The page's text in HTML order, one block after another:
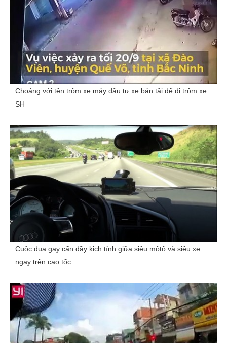
Choáng với tên trộm xe máy đầu tư xe bán tải để đi trộm xe
SH
Cuộc đua gay cấn đầy kịch tính giữa siêu môtô và siêu xe
ngay trên cao tốc